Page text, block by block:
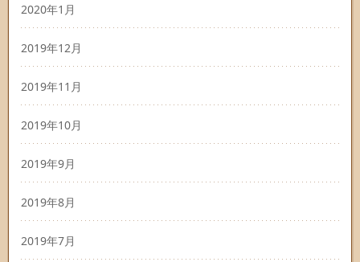
2020年1月
2019年12月
2019年11月
2019年10月
2019年9月
2019年8月
2019年7月